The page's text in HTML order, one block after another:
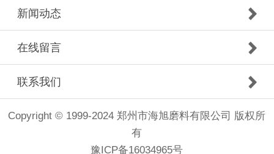
新闻动态
在线留言
联系我们
Copyright © 1999-2024 郑州市海旭磨料有限公司 版权所
有
豫ICP备16034965号